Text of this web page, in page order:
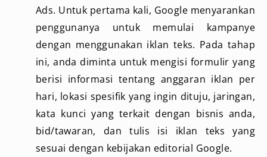
Ads. Untuk pertama kali, Google menyarankan
penggunanya untuk memulai kampanye
dengan menggunakan iklan teks. Pada tahap
ini, anda diminta untuk mengisi formulir yang
berisi informasi tentang anggaran iklan per
hari, lokasi spesifik yang ingin dituju, jaringan,
kata kunci yang terkait dengan bisnis anda,
bid/tawaran, dan tulis isi iklan teks yang
sesuai dengan kebijakan editorial Google.